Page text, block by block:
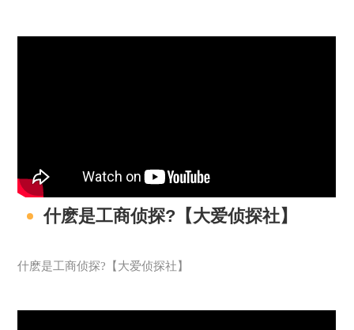
什麽是工商侦探?【大爱侦探社】
什麽是工商侦探?【大爱侦探社】